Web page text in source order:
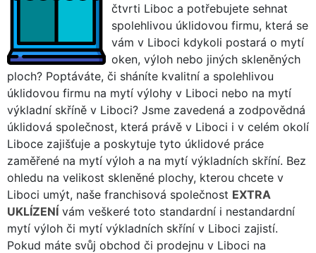
čtvrti Liboc a potřebujete sehnat
spolehlivou úklidovou firmu, která se
vám v Liboci kdykoli postará o mytí
oken, výloh nebo jiných skleněných
ploch? Poptáváte, či sháníte kvalitní a spolehlivou
úklidovou firmu na mytí výlohy v Liboci nebo na mytí
výkladní skříně v Liboci? Jsme zavedená a zodpovědná
úklidová společnost, která právě v Liboci i v celém okolí
Liboce zajišťuje a poskytuje tyto úklidové práce
zaměřené na mytí výloh a na mytí výkladních skříní. Bez
ohledu na velikost skleněné plochy, kterou chcete v
Liboci umýt, naše franchisová společnost EXTRA
UKLÍZENÍ vám veškeré toto standardní i nestandardní
mytí výloh či mytí výkladních skříní v Liboci zajistí.
Pokud máte svůj obchod či prodejnu v Liboci na